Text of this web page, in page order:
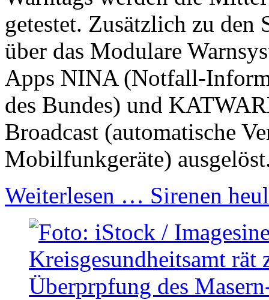
getestet. Zusätzlich zu den
über das Modulare
Apps NINA (Notfall-
des Bundes) und
Broadcast (automatische
Mobilfunkgeräte)
Weiterlesen … Sirenen